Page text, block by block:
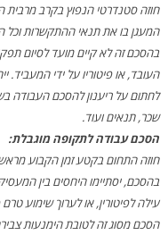
חוזה סטנדרטי הנפוץ בקרב מרבית
המעגן בו את תנאי ההתקשרות וכל
בהסכם זה לא קיים מועד לסיום
העובד, או פיטוריו על ידי
לחתום על ריענון להסכם העבודה
שכר, תנאים ועוד.
הסכם עבודה לתקופה מוגבלת:
חוזה התחום בקטע זמן הקבוע
בהסכם, יסתיימו היחסים בין
עילה לפיטורין, או לערוך שימוע טרם
הסכם מסוג זה לטובת הימנעות